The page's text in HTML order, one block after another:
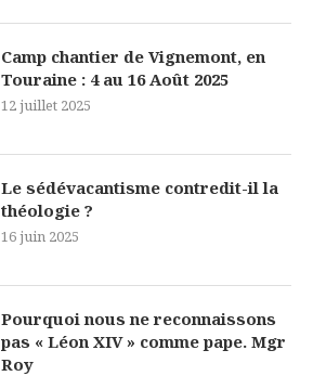
Camp chantier de Vignemont, en
Touraine : 4 au 16 Août 2025
12 juillet 2025
Le sédévacantisme contredit-il la
théologie ?
16 juin 2025
Pourquoi nous ne reconnaissons
pas « Léon XIV » comme pape. Mgr
Roy